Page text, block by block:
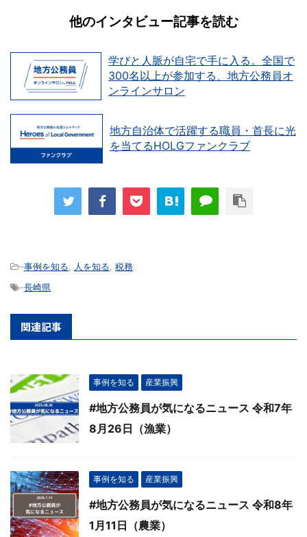
他のインタビュー記事を読む
学びと人脈が自宅で手に入る。全国で
300名以上が参加する、地方公務員オ
ンラインサロン
地方自治体で活躍する職員・首長に光
を当てるHOLGファンクラブ
-事例を知る 人を知る 税務
-長崎県
関連記事
事例を知る 産業振興
#地方公務員が気になるニュース 令和7年
8月26日（漁業）
事例を知る 産業振興
#地方公務員が気になるニュース 令和8年
1月11日（農業）